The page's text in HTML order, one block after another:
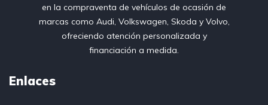
en la compraventa de vehículos de ocasión de
marcas como Audi, Volkswagen, Skoda y Volvo,
ofreciendo atención personalizada y
financiación a medida.
Enlaces